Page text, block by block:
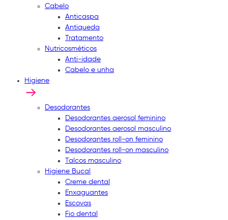
Cabelo
Anticaspa
Antiqueda
Tratamento
Nutricosméticos
Anti-idade
Cabelo e unha
Higiene
Desodorantes
Desodorantes aerosol feminino
Desodorantes aerosol masculino
Desodorantes roll-on feminino
Desodorantes roll-on masculino
Talcos masculino
Higiene Bucal
Creme dental
Enxaguantes
Escovas
Fio dental